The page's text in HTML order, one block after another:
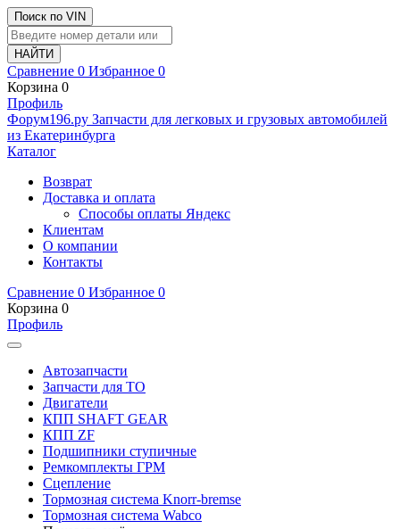
Поиск по VIN
Сравнение 0 Избранное 0
Корзина 0
Профиль
Фoрум196.ру Запчасти для легковых и грузовых автомобилей
из Екатеринбурга
Каталог
Возврат
Доставка и оплата
Способы оплаты Яндекс
Клиентам
О компании
Контакты
Сравнение 0 Избранное 0
Корзина 0
Профиль
Автозапчасти
Запчасти для ТО
Двигатели
КПП SHAFT GEAR
КПП ZF
Подшипники ступичные
Ремкомплекты ГРМ
Сцепление
Тормозная система Knorr-bremse
Тормозная система Wabco